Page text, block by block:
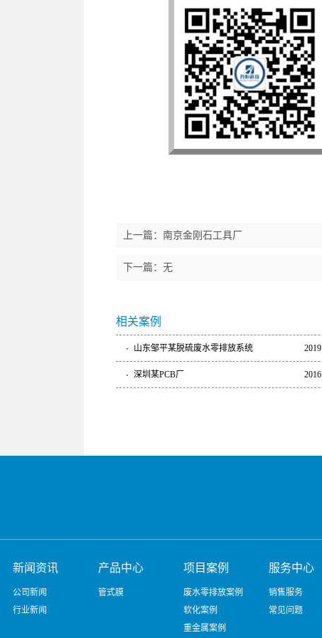
上一篇： 南京金刚石工具厂
下一篇：无
相关案例
山东邹平某脱硫废水零排放系统 2019
深圳某PCB厂 2016
新闻资讯
公司新闻
行业新闻
产品中心
管式膜
项目案例
废水零排放案例
软化案例
重金属案例
服务中心
销售服务
常见问题